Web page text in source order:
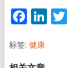
标签: 健康